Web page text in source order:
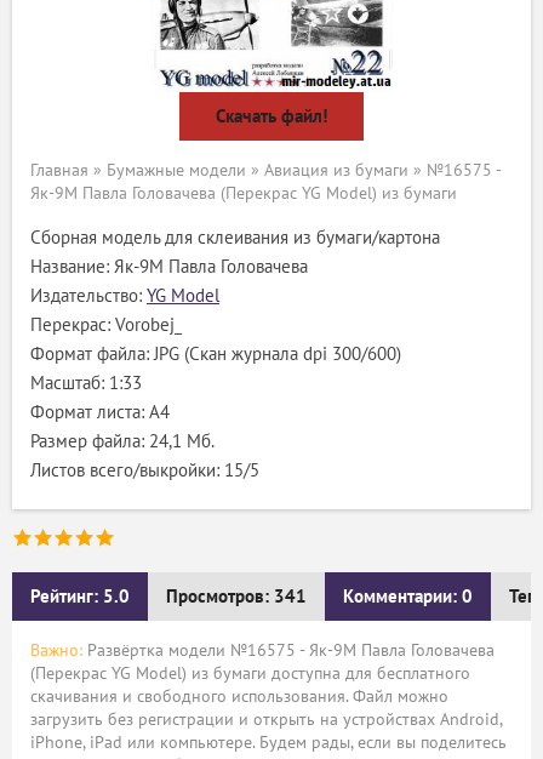
Скачать файл!
Главная » Бумажные модели » Авиация из бумаги » №16575 -
Як-9М Павла Головачева (Перекрас YG Model) из бумаги
Сборная модель для склеивания из бумаги/картона
Название: Як-9М Павла Головачева
Издательство: YG Model
Перекрас: Vorobej_
Формат файла: JPG (Скан журнала dpi 300/600)
Масштаб: 1:33
Формат листа: А4
Размер файла: 24,1 Мб.
Листов всего/выкройки: 15/5
Рейтинг: 5.0 Просмотров: 341 Комментарии: 0
Важно: Развёртка модели №16575 - Як-9М Павла Головачева
(Перекрас YG Model) из бумаги доступна для бесплатного
скачивания и свободного использования. Файл можно
загрузить без регистрации и открыть на устройствах Android,
iPhone, iPad или компьютере. Будем рады, если вы поделитесь